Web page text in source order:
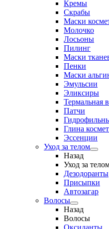
Кремы
Скрабы
Маски
Молочко
Лосьоны
Пилинг
Маски
Пенки
Маски
Эмульсии
Эликсиры
Термальная
Патчи
Глина
Эссенции
Уход за телом
Назад
Уход за
Дезодоранты
Присыпки
Автозагар
Волосы
Назад
Волосы
Оксиданты